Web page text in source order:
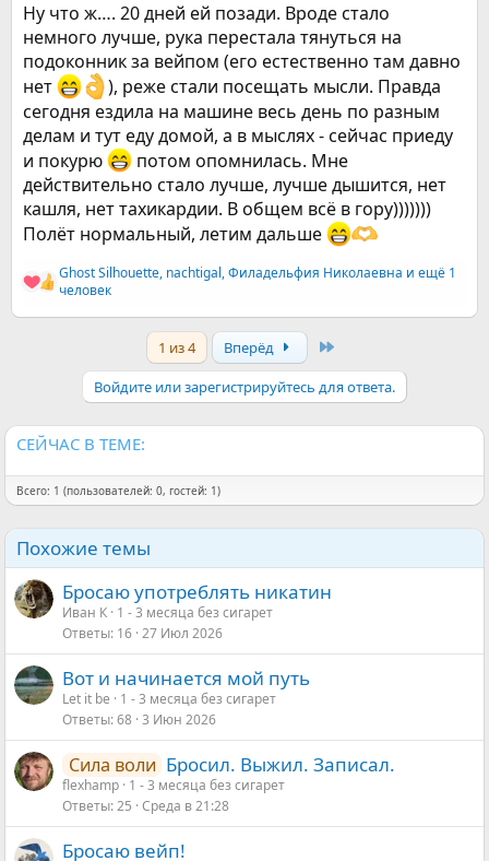
Ну что ж…. 20 дней ей позади. Вроде стало
немного лучше, рука перестала тянуться на
подоконник за вейпом (его естественно там давно
нет
), реже стали посещать мысли. Правда
сегодня ездила на машине весь день по разным
делам и тут еду домой, а в мыслях - сейчас приеду
и покурю
потом опомнилась. Мне
действительно стало лучше, лучше дышится, нет
кашля, нет тахикардии. В общем всё в гору)))))))
Полёт нормальный, летим дальше
Р
а
Ghost Silhouette, nachtigal,Филадельфия Николаевна и ещё 1
человек
1 из 4 Вперёд
Войдите или зарегистрируйтесь для ответа.
СЕЙЧАС В ТЕМЕ:
Всего: 1 (пользователей: 0, гостей: 1)
Похожие темы
Бросаю употреблять никатин
Иван К 1 - 3 месяца без сигарет
Ответы 16 27 Июл 2026
Вот и начинается мой путь
Let it be
1 - 3 месяца без сигарет
Ответы 68 3 Июн 2026
Сила воли Бросил. Выжил. Записал.
flexhamp 1 - 3 месяца без сигарет
Ответы 25 Среда в 21:28
Бросаю вейп!